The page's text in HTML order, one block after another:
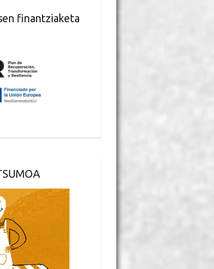
finantziaketa